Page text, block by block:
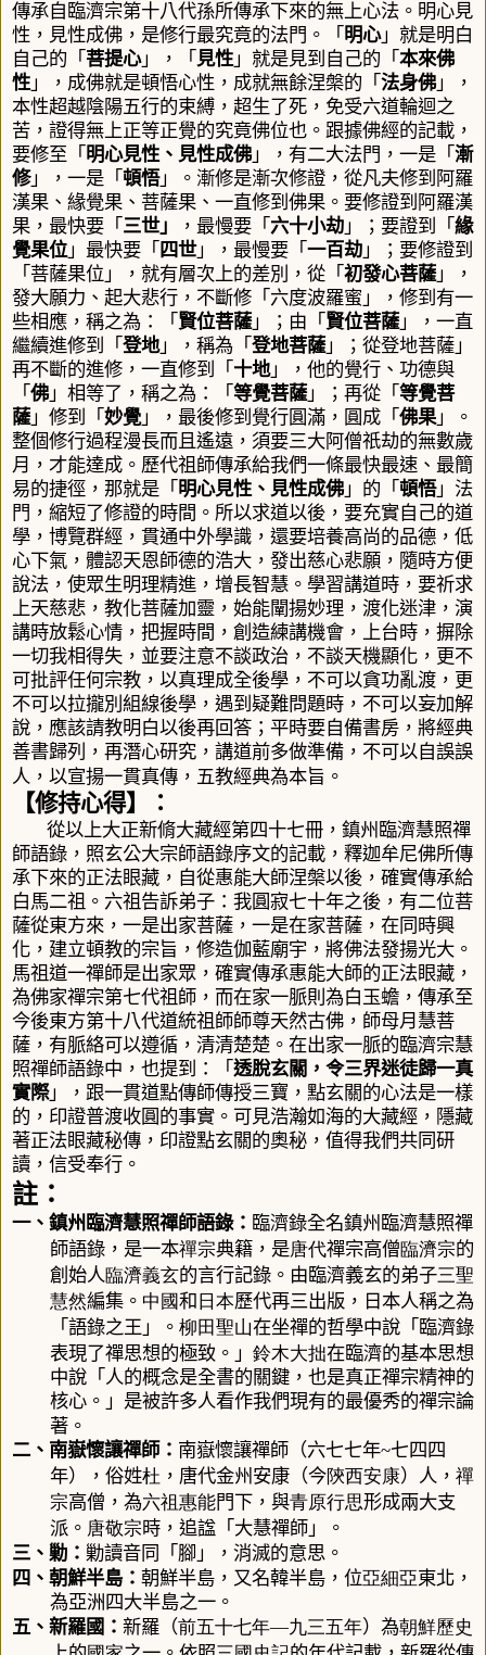
傳承自臨濟宗第十八代孫所傳承下來的無上心法。 明心見
性，見性成佛，是修行最究竟的法門。「 明心」就是明白
自己的「 菩提心」，「 見性」就是見到自己的「 本來佛
性」，成佛就是頓悟心性，成就無餘涅槃的「 法身佛 」，
本性超越陰陽五行的束縛，超生了死，免受六道輪迴之
苦，證得無上正等正覺的究竟佛位也。跟據佛經的記載，
要修至「 明心見性、見性成佛 」，有二大法門，一是「 漸
修」，一是「 頓悟」。漸修是漸次修證，從凡夫修到阿羅
漢果、緣覺果、菩薩果、一直修到佛果。要修證到阿羅漢
果，最快要「 三世」 ，最慢要「 六十小劫 」；要證到「 緣
覺果位」最快要「 四世」，最慢要「 一百劫 」；要修證到
「菩薩果位」，就有層次上的差別，從「 初發心菩薩」，
發大願力、起大悲行，不斷修「六度波羅蜜」，修到有一
些相應，稱之為：「 賢位菩薩」；由「 賢位菩薩」，一直
繼續進修到「 登地」，稱為「 登地菩薩」；從登地菩薩」
再不斷的進修，一直修到「 十地」，他的覺行、功德與
「 佛 」相等了，稱之為：「 等覺菩薩」；再從「 等覺菩
薩」修到「 妙覺」，最後修到覺行圓滿，圓成「 佛果」。
整個修行過程漫長而且遙遠，須要三大阿僧祇劫的無數歲
月，才能達成。歷代祖師傳承給我們一條最快最速、最簡
易的捷徑，那就是「 明心見性、見性成佛 」的「 頓悟」法
門，縮短了修證的時間。所以求道以後， 要充實自己的道
學，博覽群經，貫通中外學識，還要培養高尚的品德，低
心下氣，體認天恩師德的浩大，發出慈心悲願，隨時方便
說法，使眾生明理精進，增長智慧。學習講道時，要祈求
上天慈悲，教化菩薩加靈，始能闡揚妙理，渡化迷津，演
講時放鬆心情，把握時間，創造練講機會，上台時，摒除
一切我相得失，並要注意不談政治，不談天機顯化，更不
可批評任何宗教，以真理成全後學，不可以貪功亂渡，更
不可以拉攏別組線後學，遇到疑難問題時，不可以妄加解
說，應該請教明白以後再回答；平時要自備書房，將經典
善書歸列，再潛心研究，講道前多做準備，不可以自誤誤
人，以宣揚一貫真傳，五教經典為本旨。
【修持心得】：
從以上大正新脩大藏經第四十七冊，鎮州臨濟慧照禪
師語錄，照玄公大宗師語錄序文的記載，釋迦牟尼佛所傳
承下來的正法眼藏，自從惠能大師涅槃以後，確實傳承給
白馬二祖。六祖告訴弟子：我圓寂七十年之後，有二位菩
薩從東方來，一是出家菩薩，一是在家菩薩，在同時興
化，建立頓教的宗旨，修造伽藍廟宇，將佛法發揚光大。
馬祖道一禪師是出家眾，確實傳承惠能大師的正法眼藏，
為佛家禪宗第七代祖師，而在家一脈則為白玉蟾 ，傳承至
今後東方第十八代道統祖師師尊天然古佛，師母月慧菩
薩，有脈絡可以遵循，清清楚楚。在出家一脈的臨濟宗慧
照禪師語錄中，也提到：「 透脫玄關，令三界迷徒歸一真
實際」
，跟一貫道點傳師傳授三寶，點玄關的心法是一樣
的， 印證普渡收圓的事實 。可見浩瀚如海的大藏經，隱藏
著正法眼藏秘傳，印證點玄關的奧秘，值得我們共同研
讀，信受奉行。
註：
一、 鎮州臨濟慧照禪師語錄： 臨濟錄全名鎮州臨濟慧照禪
師語錄，是一本禪宗典籍，是唐代禪宗高僧臨濟宗的
創始人臨濟義玄的言行記錄。由臨濟義玄的弟子三聖
慧然編集。 中國和 日本歷代再三出版，日本人稱之為
「語錄之王」。 柳田聖山在坐禪的哲學中說「臨濟錄
表現了禪思想的極致。」 鈴木大拙在臨濟的基本思想
中說「人的概念是全書的關鍵，也是真正禪宗精神的
核心。」是被許多人看作我們現有的最優秀的禪宗論
著。
二、 南嶽懷讓禪師 ： 南嶽懷讓禪師（六七七年~七四四
年），俗姓杜 ，唐代金州安康（今陝西安康）人， 禪
宗高僧，為六祖惠能門下，與青原行思形成兩大支
派。 唐敬宗時，追諡「大慧禪師」。
三、 勦 ： 勦讀音同「腳」 ，消滅的意思。
四、 朝鮮半島： 朝鮮半島 ，又名韓半島，位亞細亞東北，
為亞洲四大半島之一。
五、 新羅國 ： 新羅 （前五十七年—九三五年）為朝鮮歷史